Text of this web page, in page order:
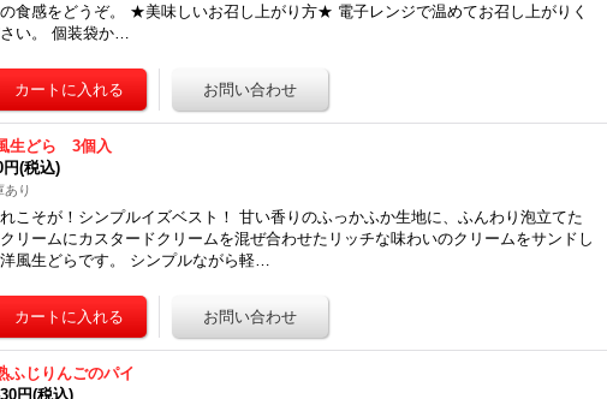
食感をどうぞ。 ★美味しいお召し上がり方★ 電子レンジで温めてお召し上がりく
い。 個装袋か…
生どら 3個入
円(税込)
あり
こそが！シンプルイズベスト！ 甘い香りのふっかふか生地に、ふんわり泡立てた
リームにカスタードクリームを混ぜ合わせたリッチな味わいのクリームをサンドし
風生どらです。 シンプルながら軽…
ふじりんごのパイ
円(税込)